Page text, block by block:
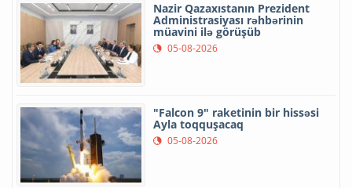
Nazir Qazaxıstanın Prezident
Administrasiyası rəhbərinin
müavini ilə görüşüb
05-08-2026
"Falcon 9" raketinin bir hissəsi
Ayla toqquşacaq
05-08-2026